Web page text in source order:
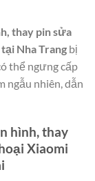
thay pin sửa
Nha Trangbị
thể ngưng cấp
ngẫu nhiên, dẫn
hình, thay
Xiaomi